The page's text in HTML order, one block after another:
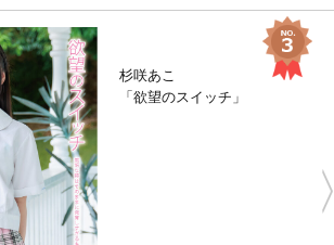
杉咲あこ
「欲望のスイッチ」